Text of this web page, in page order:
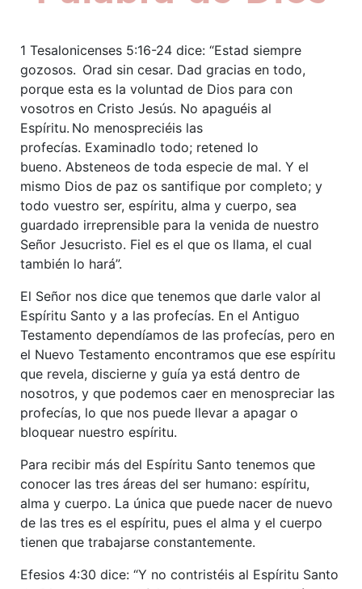
1 Tesalonicenses 5:16-24 dice: “Estad siempre
gozosos. Orad sin cesar. Dad gracias en todo,
porque esta es la voluntad de Dios para con
vosotros en Cristo Jesús. No apaguéis al
Espíritu. No menospreciéis las
profecías. Examinadlo todo; retened lo
bueno. Absteneos de toda especie de mal. Y el
mismo Dios de paz os santifique por completo; y
todo vuestro ser, espíritu, alma y cuerpo, sea
guardado irreprensible para la venida de nuestro
Señor Jesucristo. Fiel es el que os llama, el cual
también lo hará”.
El Señor nos dice que tenemos que darle valor al
Espíritu Santo y a las profecías. En el Antiguo
Testamento dependíamos de las profecías, pero en
el Nuevo Testamento encontramos que ese espíritu
que revela, discierne y guía ya está dentro de
nosotros, y que podemos caer en menospreciar las
profecías, lo que nos puede llevar a apagar o
bloquear nuestro espíritu.
Para recibir más del Espíritu Santo tenemos que
conocer las tres áreas del ser humano: espíritu,
alma y cuerpo. La única que puede nacer de nuevo
de las tres es el espíritu, pues el alma y el cuerpo
tienen que trabajarse constantemente.
Efesios 4:30 dice: “Y no contristéis al Espíritu Santo